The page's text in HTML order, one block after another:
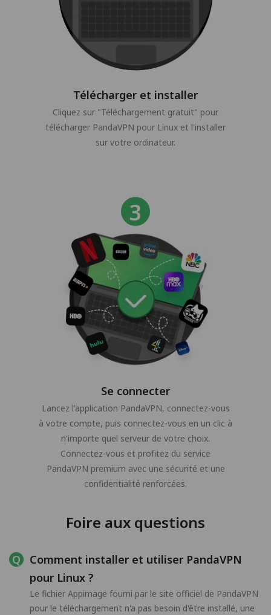
Télécharger et installer
Cliquez sur "Téléchargement gratuit" pour
télécharger PandaVPN pour Linux et l'installer
sur votre ordinateur.
Se connecter
Lancez l'application PandaVPN, connectez-vous
à votre compte, puis connectez-vous en un clic à
n'importe quel serveur de votre choix.
Connectez-vous et profitez du service
PandaVPN premium avec une sécurité et une
confidentialité renforcées.
Foire aux questions
Comment installer et utiliser PandaVPN
pour Linux ?
Le fichier Appimage fourni par le site officiel de PandaVPN
pour le téléchargement n'a pas besoin d'être installé, une